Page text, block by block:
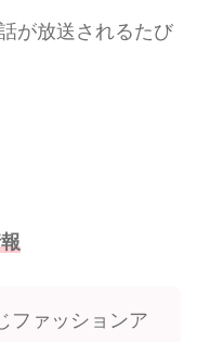
が放送されるたび
ファッションア